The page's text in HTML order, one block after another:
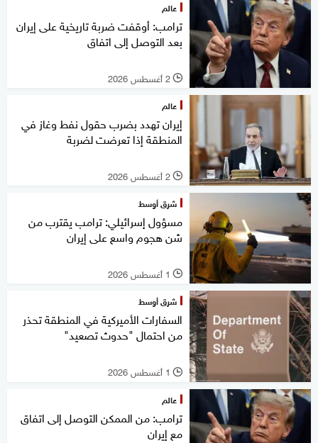
عالم
ترامب: أوقفت ضربة تاريخية على إيران
بعد التوصل إلى اتفاق
l 2 أغسطس 2026
عالم
إيران تهدد بضرب حقول نفط وغاز في
المنطقة إذا تعرضت لضربة
l 2 أغسطس 2026
شرق أوسط
مسؤول إسرائيلي: ترامب يقترب من
شن هجوم واسع على إيران
l 1 أغسطس 2026
شرق أوسط
السفارات الأميركية في المنطقة تحذر
من احتمال "حدوث تصعيد"
l 1 أغسطس 2026
عالم
ترامب: من الممكن التوصل إلى اتفاق
مع إيران